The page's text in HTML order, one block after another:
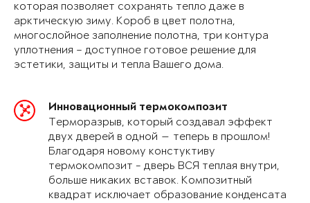
которая позволяет сохранять тепло даже в
арктическую зиму. Короб в цвет полотна,
многослойное заполнение полотна, три контура
уплотнения – доступное готовое решение для
эстетики, защиты и тепла Вашего дома.
Инновационный термокомпозит
Терморазрыв, который создавал эффект
двух дверей в одной — теперь в прошлом!
Благодаря новому констуктиву
термокомпозит - дверь ВСЯ теплая внутри,
больше никаких вставок. Композитный
квадрат исключает образование конденсата